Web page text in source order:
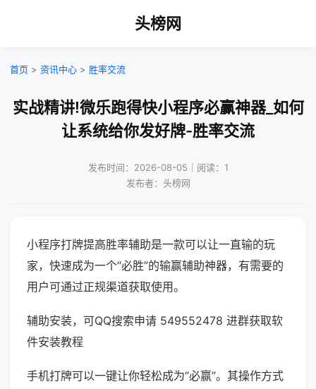
头榜网
首页 > 资讯中心 > 胜率交流
实战精讲!微乐跑得快小程序必赢神器_如何
让系统给你发好牌-胜率交流
发布时间：2026-08-05｜阅读：1
发布者：头榜网
小程序打牌提高胜率辅助是一款可以让一直输的玩
家，快速成为一个“必胜”的输赢辅助神器，有需要的
用户可通过正规渠道获取使用。
辅助安装，可QQ搜索申请 549552478 进群获取软
件安装教程
手机打牌可以一键让你轻松成为“必赢”。其操作方式